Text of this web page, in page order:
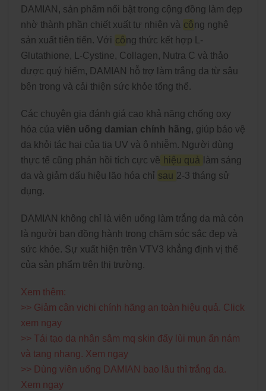
DAMIAN, sản phẩm nổi bật trong cộng đồng làm đẹp
nhờ thành phần chiết xuất tự nhiên và công nghệ
sản xuất tiên tiến. Với công thức kết hợp L-
Glutathione, L-Cystine, Collagen, Nutra C và thảo
dược quý hiếm, DAMIAN hỗ trợ làm trắng da từ sâu
bên trong và cải thiện sức khỏe tổng thể.
Các chuyên gia đánh giá cao khả năng chống oxy
hóa của viên uống damian chính hãng , giúp bảo vệ
da khỏi tác hại của tia UV và ô nhiễm. Người dùng
thực tế cũng phản hồi tích cực về hiệu quả
làm sáng
da và giảm dấu hiệu lão hóa chỉ sau 2-3 tháng sử
dụng.
DAMIAN không chỉ là viên uống làm trắng da mà còn
là người bạn đồng hành trong chăm sóc sắc đẹp và
sức khỏe. Sự xuất hiện trên VTV3 khẳng định vị thế
của sản phẩm trên thị trường.
Xem thêm:
>> Giảm cân vichi chính hãng an toàn hiệu quả. Click
xem ngay
>> Tái tạo da nhân sâm mq skin đẩy lùi mụn ẩn nám
và tang nhang. Xem ngay
>> Dùng viên uống DAMIAN bao lâu thì trắng da.
Xem ngay